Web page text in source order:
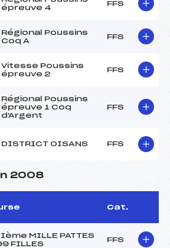
épreuve 4
FFS
Régional Poussins
Coq A
FFS
Vitesse Poussins
épreuve 2
FFS
Régional Poussins
épreuve 1 Coq
d'Argent
FFS
DISTRICT OISANS FFS
2008
Cat.
MILLE PATTES
FILLES
FFS